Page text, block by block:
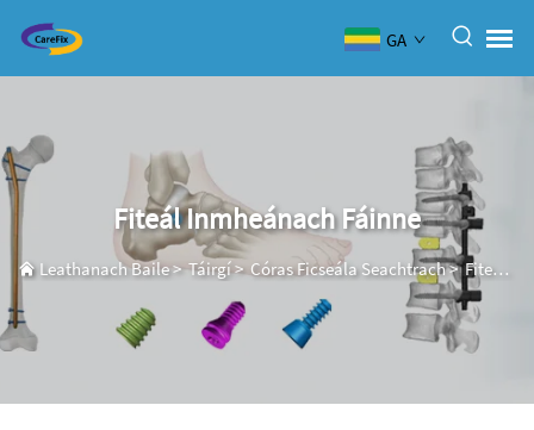
GA
Fiteál Inmheánach Fáinne
Leathanach Baile>Táirgí> Córas Ficseála Seachtrach>Fiteál Inmheánach Fáinne